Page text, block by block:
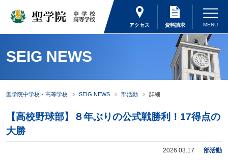
アクセス 資料請求
SEIG NEWS
聖学院中学校・高等学校 SEIG NEWS 部活動 詳細
【高校野球部】８年ぶりの公式戦勝利！17得点の
大勝
2026.03.17 部活動